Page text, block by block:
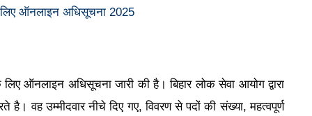
लिए ऑनलाइन अधिसूचना 2025
ऑनलाइन अधिसूचना जारी की है। बिहार लोक सेवा आयोग द्वारा
वह उम्मीदवार नीचे दिए गए, विवरण से पदों की संख्या, महत्वपूर्ण
2025 – JSO & JEE
2025 Notification Released
Bank of Baroda Apprentice